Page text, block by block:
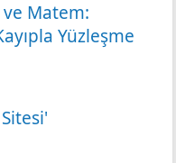
Matem:
Yüzleşme